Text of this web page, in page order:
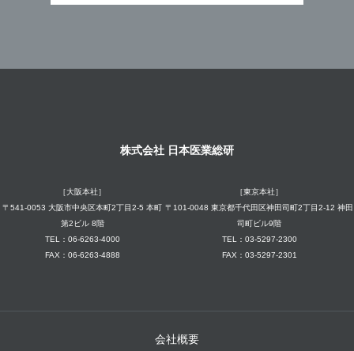
株式会社 日本医業総研
［大阪本社］
〒541-0053 大阪市中央区本町2丁目2-5 本町
第2ビル 8階
TEL：06-6263-4000
FAX：06-6263-4888
［東京本社］
〒101-0048 東京都千代田区神田司町2丁目2-12 神田
司町ビル9階
TEL：03-5297-2300
FAX：03-5297-2301
会社概要